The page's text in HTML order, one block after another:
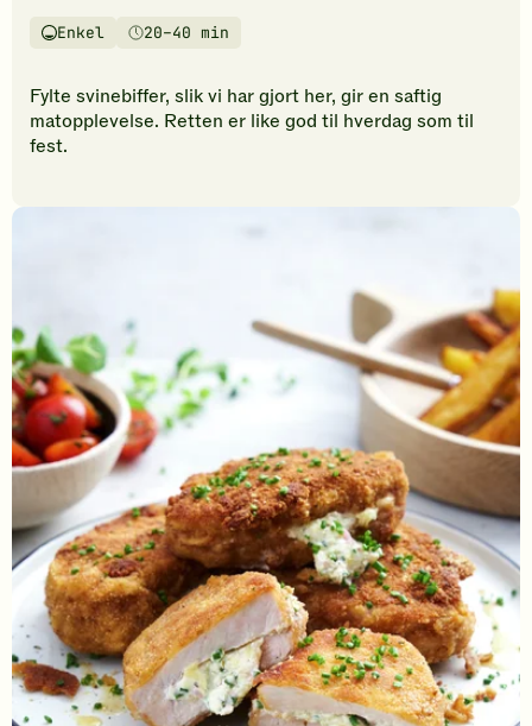
vurderinger.
den
første
til
Vanskelighetsgrad
Enkel
Tilberedningstid20–40 min
Fylte svinebiffer, slik vi har gjort her, gir en saftig
matopplevelse. Retten er like god til hverdag som til
fest.